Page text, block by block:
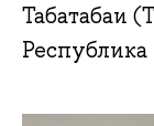
Табатабаи